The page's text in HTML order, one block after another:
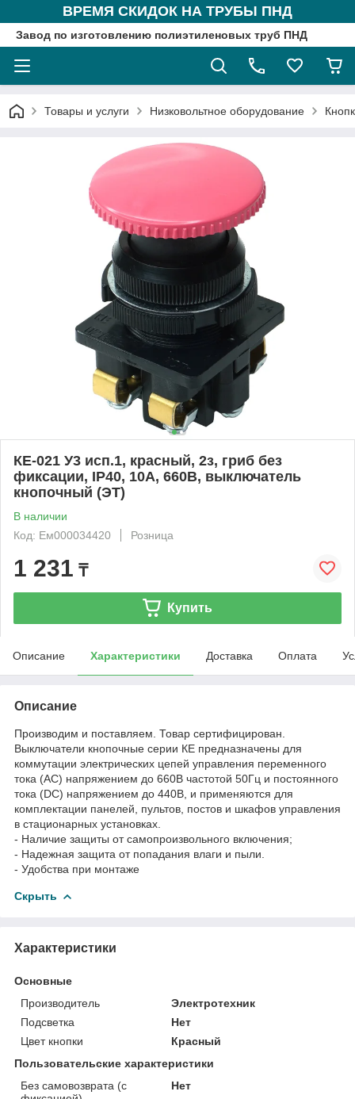
ВРЕМЯ СКИДОК НА ТРУБЫ ПНД
Завод по изготовлению полиэтиленовых труб ПНД
Товары и услуги Низковольтное оборудование
КЕ-021 У3 исп.1, красный, 2з, гриб без
фиксации, IP40, 10А, 660В, выключатель
кнопочный (ЭТ)
В наличии
Код: Ем000034420
Розница
1 231 ₸
Купить
Описание Характеристики Доставка Оплата
Описание
Производим и поставляем. Товар сертифицирован.
Выключатели кнопочные серии КЕ предназначены для
коммутации электрических цепей управления переменного
тока (AC) напряжением до 660В частотой 50Гц и постоянного
тока (DC) напряжением до 440В, и применяются для
комплектации панелей, пультов, постов и шкафов управления
в стационарных установках.
- Наличие защиты от самопроизвольного включения;
- Надежная защита от попадания влаги и пыли.
- Удобства при монтаже
Скрыть
Характеристики
Основные
Производитель
Электротехник
Подсветка
Нет
Цвет кнопки
Красный
Пользовательские характеристики
Без самовозврата (с
Нет